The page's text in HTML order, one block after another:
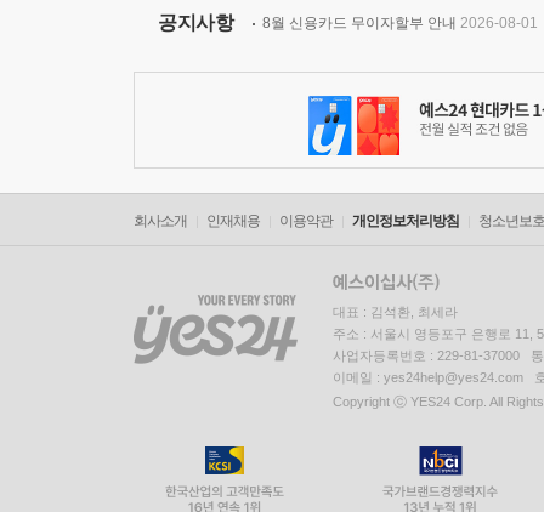
공지사항 8월 신용카드 무이자할부 안내 2026-08-01
회사소개 인재채용 이용약관 개인정보처리방침 청소년보
대표 : 김석환, 최세라
주소 : 서울시 영등포구 은행로 11,
사업자등록번호 : 229-81-37000
이메일 : yes24help@yes24.com
Copyright ⓒ YES24 Corp. All